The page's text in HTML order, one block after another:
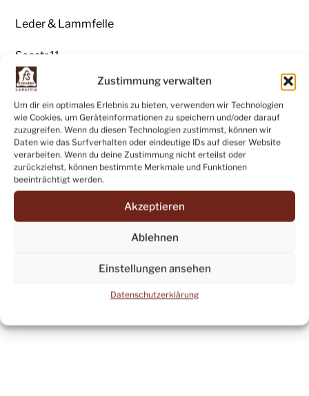
Zustimmung verwalten
Um dir ein optimales Erlebnis zu bieten, verwenden wir Technologien
wie Cookies, um Geräteinformationen zu speichern und/oder darauf
zuzugreifen. Wenn du diesen Technologien zustimmst, können wir
Daten wie das Surfverhalten oder eindeutige IDs auf dieser Website
verarbeiten. Wenn du deine Zustimmung nicht erteilst oder
zurückziehst, können bestimmte Merkmale und Funktionen
beeinträchtigt werden.
Akzeptieren
Ablehnen
Einstellungen ansehen
Datenschutzerklärung
Leder & Lammfelle
Seestr.11
72074 Tübingen-Pfrondorf
Verkauf ab Betrieb
in Tübingen-Pfrondorf, Seestrasse 11: